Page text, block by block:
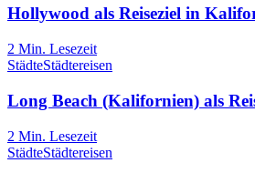
Hollywood als Reiseziel in
2 Min. Lesezeit
StädteStädtereisen
Long Beach (Kalifornien) als
2 Min. Lesezeit
StädteStädtereisen